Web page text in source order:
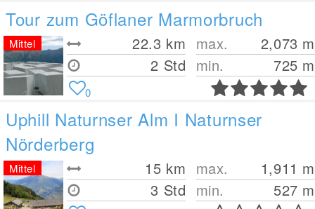
Tour zum Göflaner Marmorbruch
22.3 km
2 Std
max. 2,073 m
min.
725 m
Mittel
0
Uphill Naturnser Alm I Naturnser
Nörderberg
15 km
3 Std
max. 1,911 m
min.
527 m
Mittel